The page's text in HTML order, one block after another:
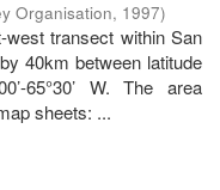
Organisation, 1997)
transect within San
40km between latitude
65°30’ W. The area
sheets: ...